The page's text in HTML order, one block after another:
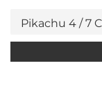
élégant en
d'intérieur.